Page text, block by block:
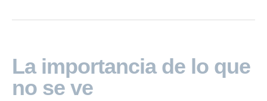
La importancia de lo que
no se ve